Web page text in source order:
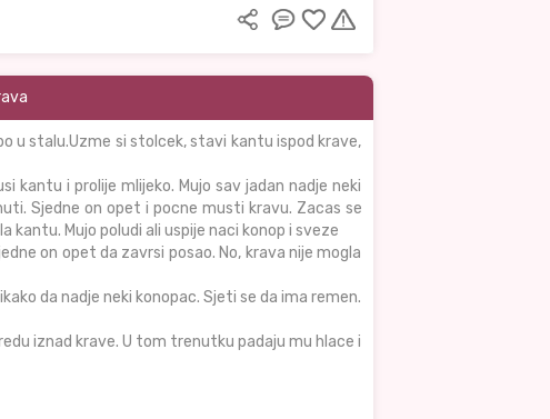
u stalu.Uzme si stolcek, stavi kantu ispod krave,
kantu i prolije mlijeko. Mujo sav jadan nadje neki
Sjedne on opet i pocne musti kravu. Zacas se
kantu. Mujo poludi ali uspije naci konop i sveze
on opet da zavrsi posao. No, krava nije mogla
da nadje neki konopac. Sjeti se da ima remen.
iznad krave. U tom trenutku padaju mu hlace i